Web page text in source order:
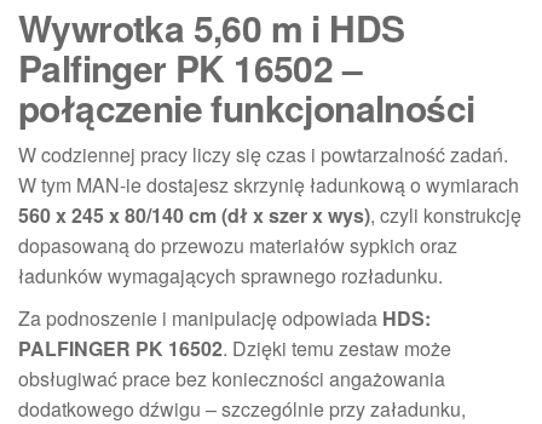
Wywrotka 5,60 m i HDS
Palfinger PK 16502 –
połączenie funkcjonalności
W codziennej pracy liczy się czas i powtarzalność zadań.
W tym MAN-ie dostajesz skrzynię ładunkową o wymiarach
560 x 245 x 80/140 cm (dł x szer x wys), czyli konstrukcję
dopasowaną do przewozu materiałów sypkich oraz
ładunków wymagających sprawnego rozładunku.
Za podnoszenie i manipulację odpowiada HDS:
PALFINGER PK 16502. Dzięki temu zestaw może
obsługiwać prace bez konieczności angażowania
dodatkowego dźwigu – szczególnie przy załadunku,